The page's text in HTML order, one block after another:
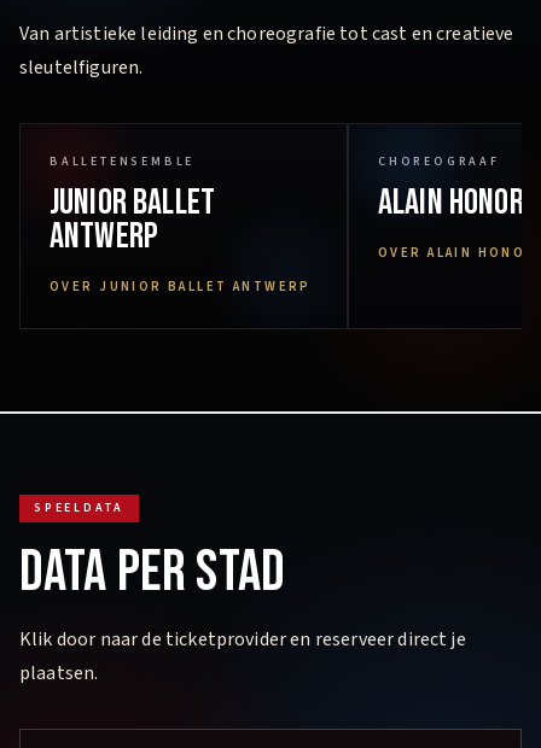
Van artistieke leiding en choreografie tot cast en creatieve
sleutelfiguren.
BALLETENSEMBLE
Junior Ballet
Antwerp
OVER JUNIOR BALLET ANTWERP
CHOREOGRAAF
Alain
OVER ALAIN
SPEELDATA
DATA PER STAD
Klik door naar de ticketprovider en reserveer direct je
plaatsen.